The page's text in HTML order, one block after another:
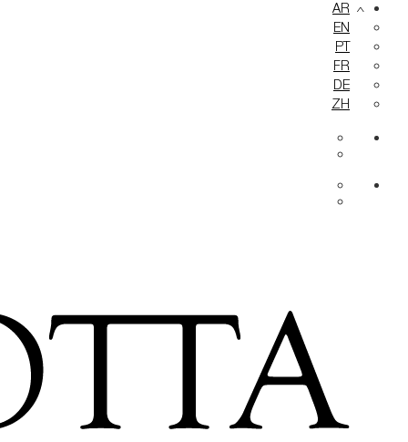
AR
EN
PT
FR
DE
ZH